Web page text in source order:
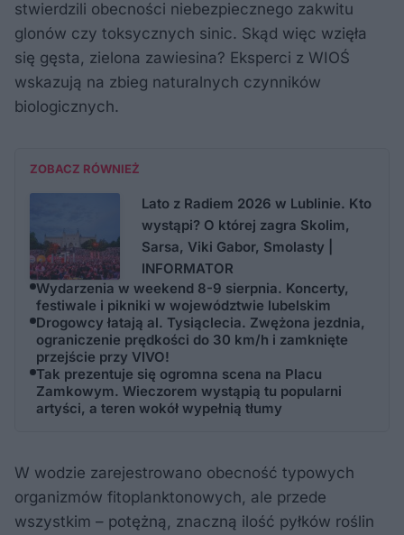
stwierdzili obecności niebezpiecznego zakwitu
glonów czy toksycznych sinic. Skąd więc wzięła
się gęsta, zielona zawiesina? Eksperci z WIOŚ
wskazują na zbieg naturalnych czynników
biologicznych.
ZOBACZ RÓWNIEŻ
Lato z Radiem 2026 w Lublinie. Kto
wystąpi? O której zagra Skolim,
Sarsa, Viki Gabor, Smolasty |
INFORMATOR
Wydarzenia w weekend 8-9 sierpnia. Koncerty,
festiwale i pikniki w województwie lubelskim
Drogowcy łatają al. Tysiąclecia. Zwężona jezdnia,
ograniczenie prędkości do 30 km/h i zamknięte
przejście przy VIVO!
Tak prezentuje się ogromna scena na Placu
Zamkowym. Wieczorem wystąpią tu popularni
artyści, a teren wokół wypełnią tłumy
W wodzie zarejestrowano obecność typowych
organizmów fitoplanktonowych, ale przede
wszystkim – potężną, znaczną ilość pyłków roślin